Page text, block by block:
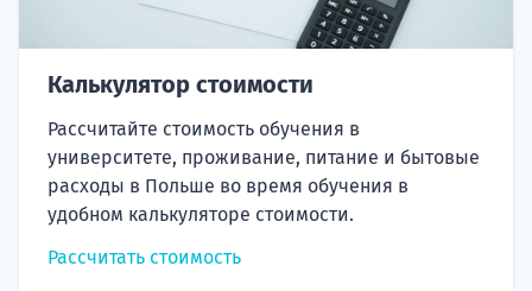
Калькулятор стоимости
Рассчитайте стоимость обучения в
университете, проживание, питание и бытовые
расходы в Польше во время обучения в
удобном калькуляторе стоимости.
Рассчитать стоимость